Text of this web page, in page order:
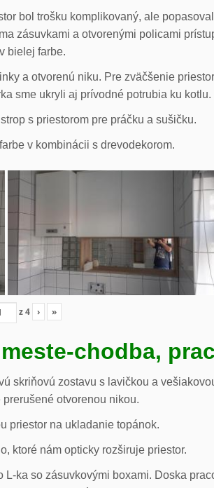
bol trošku komplikovaný, ale
zásuvkami a otvorenými policami
bielej farbe.
a otvorenú niku. Pre zväčšenie
sme ukryli aj prívodné potrubia ku kotlu.
s priestorom pre práčku a sušičku.
v kombinácii s drevodekorom.
z4 › »
chodba,
skriňovú zostavu s lavičkou a
otvorenou nikou.
priestor na ukladanie topánok.
ktoré nám opticky rozširuje priestor.
ka so zásuvkovými boxami. Doska